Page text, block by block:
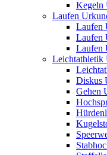
Kegeln
Laufen
Laufen
Laufen
Laufen
Leichtathletik
Diskus
Gehen